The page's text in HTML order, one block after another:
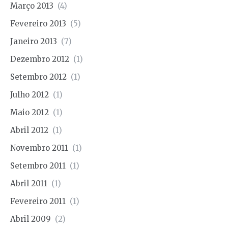
Março 2013 (4)
Fevereiro 2013 (5)
Janeiro 2013 (7)
Dezembro 2012 (1)
Setembro 2012 (1)
Julho 2012 (1)
Maio 2012 (1)
Abril 2012 (1)
Novembro 2011 (1)
Setembro 2011 (1)
Abril 2011 (1)
Fevereiro 2011 (1)
Abril 2009 (2)